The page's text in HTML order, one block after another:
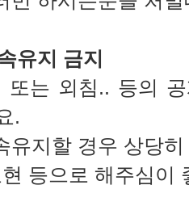
유지 금지
는 외침.. 등의 공
.
지할 경우 상당
등으로 해주심이